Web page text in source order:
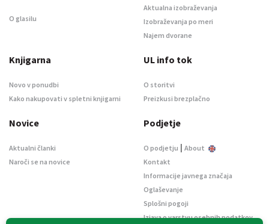
O glasilu
Aktualna izobraževanja
Izobraževanja po meri
Najem dvorane
Knjigarna
Novo v ponudbi
Kako nakupovati v spletni knjigarni
UL info tok
O storitvi
Preizkusi brezplačno
Novice
Aktualni članki
Naroči se na novice
Podjetje
O podjetju | About
Kontakt
Informacije javnega značaja
Oglaševanje
Splošni pogoji
Izjava o varstvu osebnih podatkov